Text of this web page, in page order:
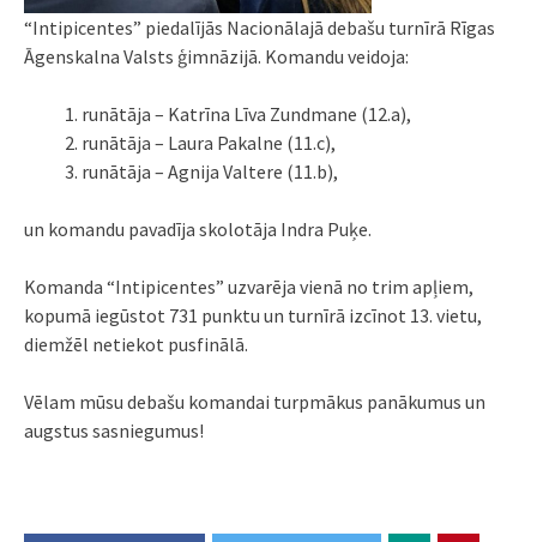
“Intipicentes” piedalījās Nacionālajā debašu turnīrā Rīgas
Āgenskalna Valsts ģimnāzijā. Komandu veidoja:
runātāja – Katrīna Līva Zundmane (12.a),
runātāja – Laura Pakalne (11.c),
runātāja – Agnija Valtere (11.b),
un komandu pavadīja skolotāja Indra Puķe.
Komanda “Intipicentes” uzvarēja vienā no trim apļiem,
kopumā iegūstot 731 punktu un turnīrā izcīnot 13. vietu,
diemžēl netiekot pusfinālā.
Vēlam mūsu debašu komandai turpmākus panākumus un
augstus sasniegumus!